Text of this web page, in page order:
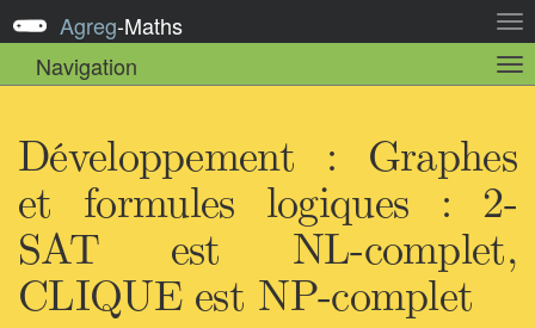
la
Agreg-Maths
Navigation
la
Développement : Graphes
et formules logiques : 2-
SAT est NL-complet,
CLIQUE est NP-complet